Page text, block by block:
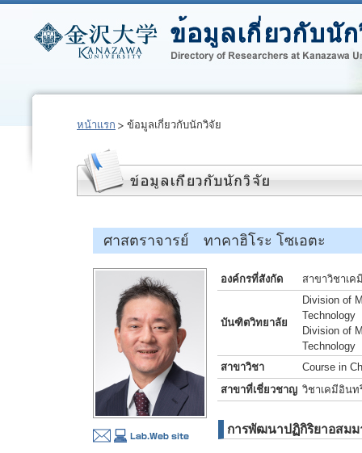
หน้าแรก ข้อมูลเกี่ยวกับนักวิจัย
ศาสตราจารย์ ทาคาฮิโระ โซเอตะ
องค์กรที่สังกัด สาขาวิชาเค
บันฑิตวิทยาลัย
Division of
Technology
Division of
Technology
สาขาวิชา
Course in
สาขาที่เชี่ยวชาญ วิชาเคมีอินท
การพัฒนาปฏิกิริยาอสมม